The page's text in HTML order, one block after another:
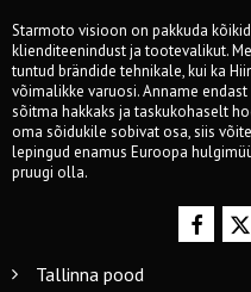
Starmoto visioon on pakkuda
klienditeenindust ja tootevalikut.
tuntud brändide tehnikale, kui ka
võimalikke varuosi. Anname
sõitma hakkaks ja taskukohaselt
oma sõidukile sobivat osa, siis
lepingud enamus Euroopa
pruugi olla.
Tallinna pood